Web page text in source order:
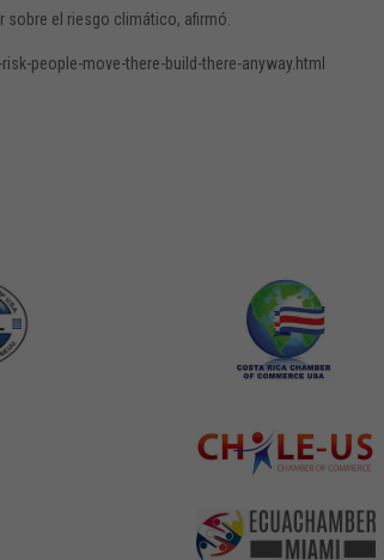
el riesgo climático, afirmó.
people-move-there-build-there-anyway.html